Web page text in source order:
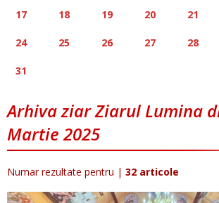
17 18 19 20 21
24 25 26 27 28
31
Arhiva ziar Ziarul Lumina
Martie 2025
Numar rezultate pentru | 32 articole